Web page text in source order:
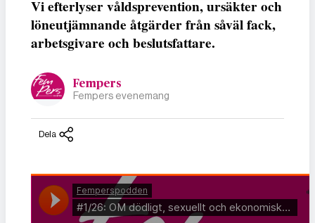
Vi efterlyser våldsprevention, ursäkter och
löneutjämnande åtgärder från såväl fack,
arbetsgivare och beslutsfattare.
Fempers
Fempers evenemang
Dela